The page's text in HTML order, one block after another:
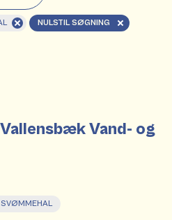
NULSTIL SØGNING
Vand- og